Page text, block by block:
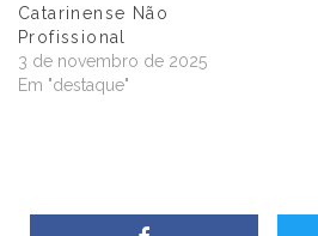
Catarinense Não
Profissional
3 de novembro de 2025
Em "destaque"